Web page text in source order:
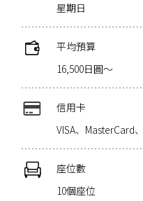
星期日
平均預算
16,500日圓～
信用卡
VISA、MasterCard
座位數
10個座位